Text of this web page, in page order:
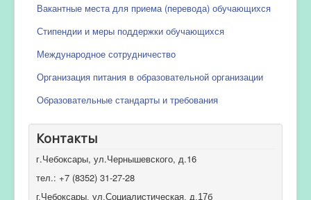
Вакантные места для приема (перевода) обучающихся
Стипендии и меры поддержки обучающихся
Международное сотрудничество
Организация питания в образовательной организации
Образовательные стандарты и требования
Контакты
г.Чебоксары, ул.Чернышевского, д.16
тел.: +7 (8352) 31-27-28
г.Чебоксары, ул.Социалистическая, д.17б